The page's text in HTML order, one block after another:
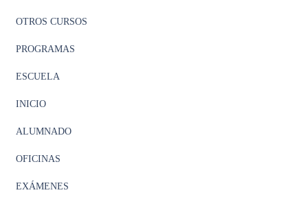
OTROS CURSOS
PROGRAMAS
ESCUELA
INICIO
ALUMNADO
OFICINAS
EXÁMENES